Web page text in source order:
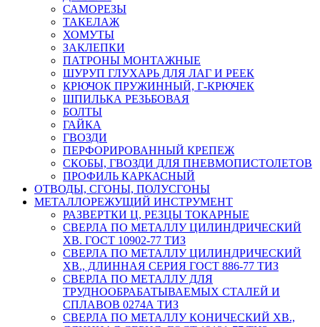
САМОРЕЗЫ
ТАКЕЛАЖ
ХОМУТЫ
ЗАКЛЕПКИ
ПАТРОНЫ МОНТАЖНЫЕ
ШУРУП ГЛУХАРЬ ДЛЯ ЛАГ И РЕЕК
КРЮЧОК ПРУЖИННЫЙ, Г-КРЮЧЕК
ШПИЛЬКА РЕЗЬБОВАЯ
БОЛТЫ
ГАЙКА
ГВОЗДИ
ПЕРФОРИРОВАННЫЙ КРЕПЕЖ
СКОБЫ, ГВОЗДИ ДЛЯ ПНЕВМОПИСТОЛЕТОВ
ПРОФИЛЬ КАРКАСНЫЙ
ОТВОДЫ, СГОНЫ, ПОЛУСГОНЫ
МЕТАЛЛОРЕЖУЩИЙ ИНСТРУМЕНТ
РАЗВЕРТКИ Ц, РЕЗЦЫ ТОКАРНЫЕ
СВЕРЛА ПО МЕТАЛЛУ ЦИЛИНДРИЧЕСКИЙ
ХВ. ГОСТ 10902-77 ТИЗ
СВЕРЛА ПО МЕТАЛЛУ ЦИЛИНДРИЧЕСКИЙ
ХВ., ДЛИННАЯ СЕРИЯ ГОСТ 886-77 ТИЗ
СВЕРЛА ПО МЕТАЛЛУ ДЛЯ
ТРУДНООБРАБАТЫВАЕМЫХ СТАЛЕЙ И
СПЛАВОВ 0274А ТИЗ
СВЕРЛА ПО МЕТАЛЛУ КОНИЧЕСКИЙ ХВ.,